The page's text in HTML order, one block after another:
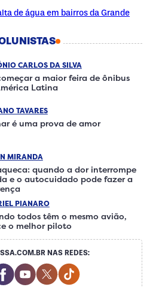
de água em bairros da Grande
CARLOS DA SILVA
a maior feira de ônibus
Latina
TAVARES
é uma prova de amor
MIRANDA
quando a dor interrompe
e o autocuidado pode fazer a
PIANARO
todos têm o mesmo avião,
o melhor piloto
NAS REDES:
Social Media
Facebook Social Media
Youtube Social Media
Twitter Social Media
Tiktok Social